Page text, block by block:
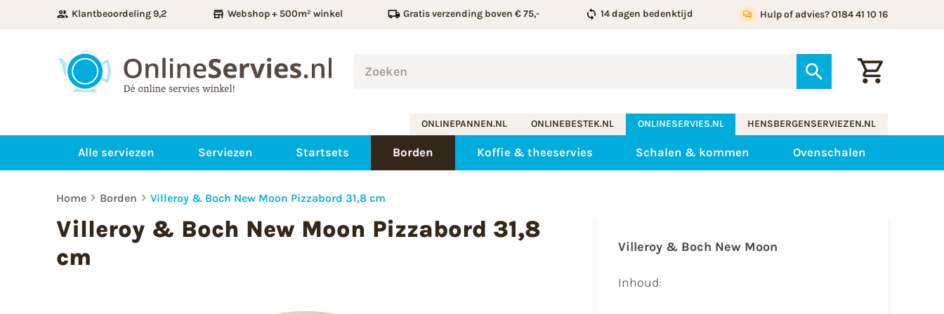
Klantbeoordeling 9,2 Webshop + 500m² winkel Gratis verzending boven € 75,- 14 dagen bedenktijd Hulp of advies? 0184 41 10 16
ONLINEPANNEN.NL ONLINEBESTEK.NL ONLINESERVIES.NL HENSBERGENSERVIEZEN.NL
Alle serviezen Serviezen Startsets Borden Koffie & theeservies Schalen & kommen Ovenschalen
Home Borden Villeroy & Boch New Moon Pizzabord 31,8 cm
Villeroy & Boch New Moon Pizzabord 31,8
cm
Villeroy & Boch New Moon
Inhoud: